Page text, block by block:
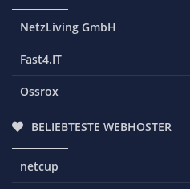
NetzLiving GmbH
Fast4.IT
Ossrox
BELIEBTESTE WEBHOSTER
netcup